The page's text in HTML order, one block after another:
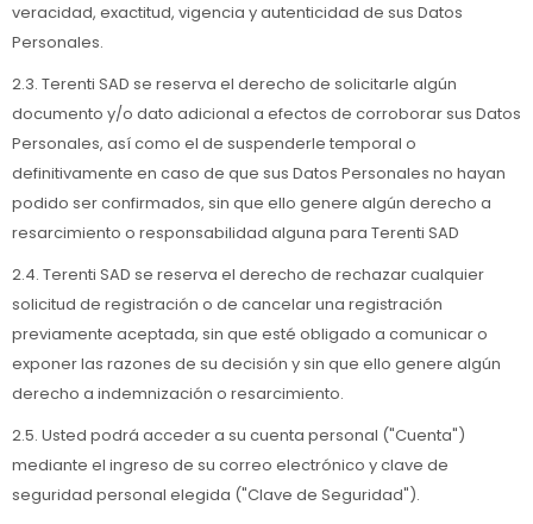
veracidad, exactitud, vigencia y autenticidad de sus Datos
Personales.
2.3. Terenti SAD se reserva el derecho de solicitarle algún
documento y/o dato adicional a efectos de corroborar sus Datos
Personales, así como el de suspenderle temporal o
definitivamente en caso de que sus Datos Personales no hayan
podido ser confirmados, sin que ello genere algún derecho a
resarcimiento o responsabilidad alguna para Terenti SAD
2.4. Terenti SAD se reserva el derecho de rechazar cualquier
solicitud de registración o de cancelar una registración
previamente aceptada, sin que esté obligado a comunicar o
exponer las razones de su decisión y sin que ello genere algún
derecho a indemnización o resarcimiento.
2.5. Usted podrá acceder a su cuenta personal ("Cuenta")
mediante el ingreso de su correo electrónico y clave de
seguridad personal elegida ("Clave de Seguridad").